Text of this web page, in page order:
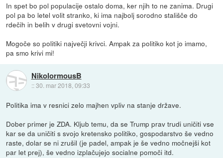
In spet bo pol populacije ostalo doma, ker njih to ne zanima. Drugi
pol pa bo letel volit stranko, ki ima najbolj sorodno stališče do
rdečih in belih v drugi svetovni vojni.
Mogoče so politiki največji krivci. Ampak za politiko kot jo imamo,
pa smo krivi mi!
NikolormousB
::30. mar 2018, 09:33
Politika ima v resnici zelo majhen vpliv na stanje države.
Dober primer je ZDA. Kljub temu, da se Trump prav trudi uničiti vse
kar se da uničiti s svojo kretensko politiko, gospodarstvo še vedno
raste, dolar se ni zrušil (je padel, ampak je še vedno močnejši kot
par let prej), še vedno izplačujejo socialne pomoči itd.